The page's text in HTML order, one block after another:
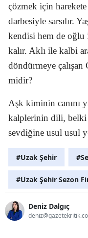
çözmek için
darbesiyle sarsılır.
kendisi hem de oğlu
kalır. Aklı ile kalbi
döndürmeye çalışan
midir?
Aşk kiminin canını
kalplerinin dili, belki
sevdiğine usul usul
#Uzak Şehir
#Uzak Şehir Sezon
Deniz Dalgıç